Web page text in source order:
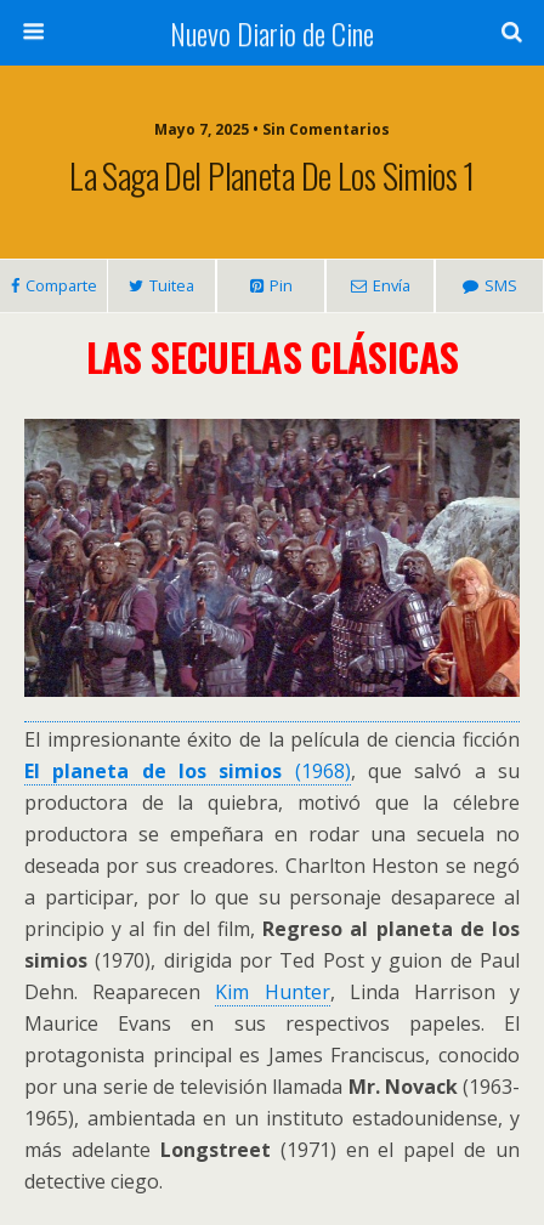
Nuevo Diario de Cine
Mayo 7, 2025 • Sin Comentarios
La Saga Del Planeta De Los Simios 1
Comparte Tuitea Pin Envía SMS
LAS SECUELAS CLÁSICAS
El impresionante éxito de la película de ciencia ficción
El planeta de los simios (1968), que salvó a su
productora de la quiebra, motivó que la célebre
productora se empeñara en rodar una secuela no
deseada por sus creadores. Charlton Heston se negó
a participar, por lo que su personaje desaparece al
principio y al fin del film, Regreso al planeta de los
simios (1970), dirigida por Ted Post y guion de Paul
Dehn. Reaparecen Kim Hunter, Linda Harrison y
Maurice Evans en sus respectivos papeles. El
protagonista principal es James Franciscus, conocido
por una serie de televisión llamada Mr. Novack(1963-
1965), ambientada en un instituto estadounidense, y
más adelante Longstreet (1971) en el papel de un
detective ciego.